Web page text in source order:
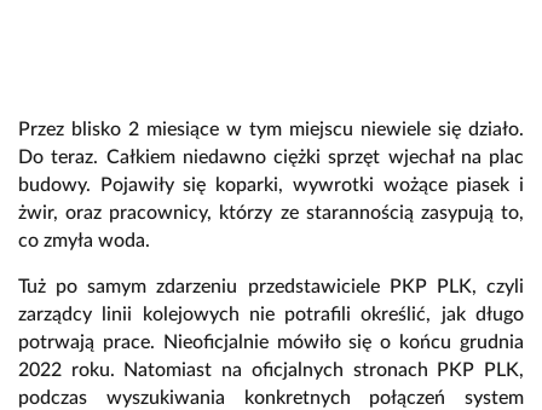
Przez blisko 2 miesiące w tym miejscu niewiele się działo.
Do teraz. Całkiem niedawno ciężki sprzęt wjechał na plac
budowy. Pojawiły się koparki, wywrotki wożące piasek i
żwir, oraz pracownicy, którzy ze starannością zasypują to,
co zmyła woda.
Tuż po samym zdarzeniu przedstawiciele PKP PLK, czyli
zarządcy linii kolejowych nie potrafili określić, jak długo
potrwają prace. Nieoficjalnie mówiło się o końcu grudnia
2022 roku. Natomiast na oficjalnych stronach PKP PLK,
podczas wyszukiwania konkretnych połączeń system